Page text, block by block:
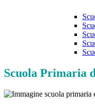
Scuola Primaria